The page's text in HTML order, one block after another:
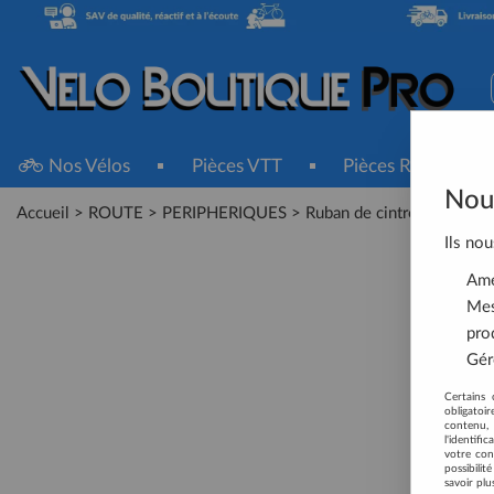
Nos Vélos Pièces VTT Pièces Route
Accueil > ROUTE > PERIPHERIQUES > Ruban de cintre
Ils
Certains
contenu,
votre
savoir